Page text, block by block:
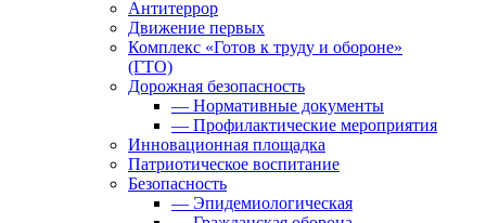
Антитеррор
Движение первых
Комплекс «Готов к труду и обороне»
(ГТО)
Дорожная безопасность
— Нормативные документы
— Профилактические мероприятия
Инновационная площадка
Патриотическое воспитание
Безопасность
— Эпидемиологическая